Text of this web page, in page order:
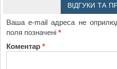
ВІДГУКИ ТА
Ваша e-mail адреса не
поля позначені*
Коментар*